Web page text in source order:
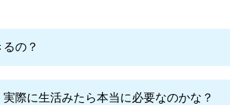
の？
際に生活みたら本当に必要なのかな？